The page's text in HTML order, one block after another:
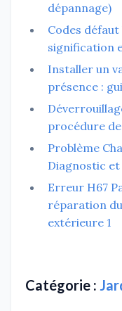
dépannage)
Codes
signification
Installer un
présence :
procédure
Problème
Diagnostic et
Erreur H67
réparation
extérieure 1
Catégorie :